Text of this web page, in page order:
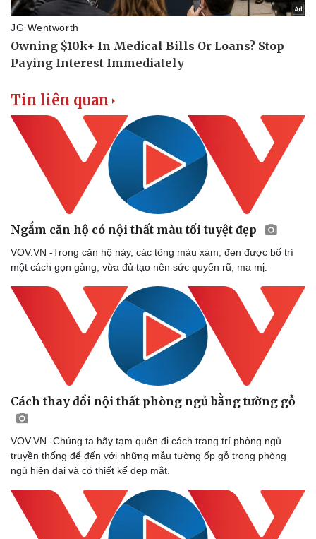
Văn hóa
Sân khấu - Điện ảnh
Âm nhạc
Di sản
Giải trí
Sao Việt
Tin liên quan
Ngắm căn hộ có nội thất màu tối tuyệt đẹp
VOV.VN -Trong căn hộ này, các tông màu xám, đen được bố trí
một cách gọn gàng, vừa đủ tạo nên sức quyến rũ, ma mị.
Cách thay đổi nội thất phòng ngủ bằng tường gỗ
VOV.VN -Chúng ta hãy tạm quên đi cách trang trí phòng ngủ
truyền thống để đến với những mẫu tường ốp gỗ trong phòng
ngủ hiện đại và có thiết kế đẹp mắt.